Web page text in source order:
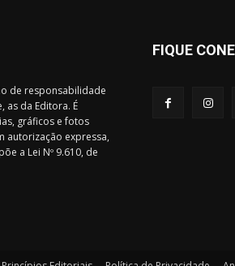
de responsabilidade
as da Editora. É
gráficos e fotos
autorização expressa,
a Lei Nº 9.610, de
FIQUE